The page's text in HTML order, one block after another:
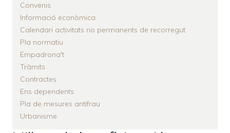
Convenis
Informació econòmica
Calendari activitats no permanents de recorregut
Pla normatiu
Empadrona't
Tràmits
Contractes
Ens dependents
Pla de mesures antifrau
Urbanisme